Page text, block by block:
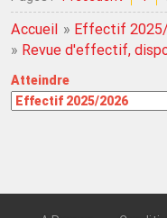
Accueil » Effectif
» Revue d'effectif,
Atteindre